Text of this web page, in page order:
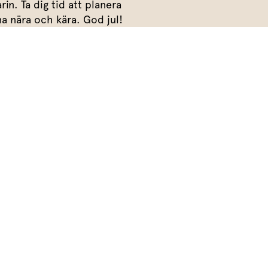
Meze
Kakor &
Ta dig tid att planera
nära och kära. God jul!